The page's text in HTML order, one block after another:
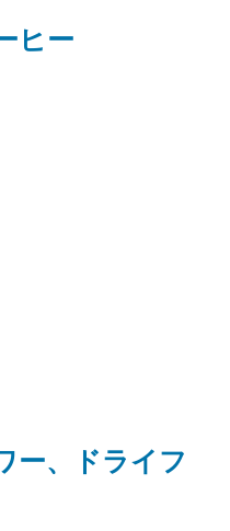
ヒー
ー、ドライフ